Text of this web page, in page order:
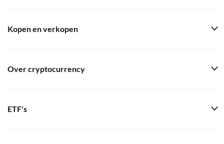
Kopen en verkopen
Over cryptocurrency
ETF's